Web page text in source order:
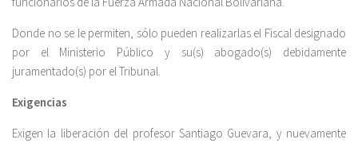
Donde no se le permiten, sólo pueden realizarlas el Fiscal designado
por el Ministerio Público y su(s) abogado(s) debidamente
juramentado(s) por el Tribunal.
Exigencias
Exigen la liberación del profesor Santiago Guevara, y nuevamente